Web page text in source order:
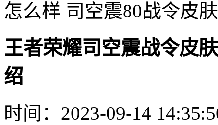
怎么样 司空震80战令皮
王者荣耀司空震战令皮
绍
时间：2023-09-14